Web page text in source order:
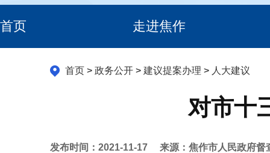
首页 走进焦作
首页> 政务公开> 建议提案办理 > 人大建议
对市十
发布时间：2021-11-17 来源：焦作市人民政府督